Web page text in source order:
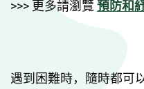
>>> 更多請瀏覽 預防和
遇到困難時，隨時都可